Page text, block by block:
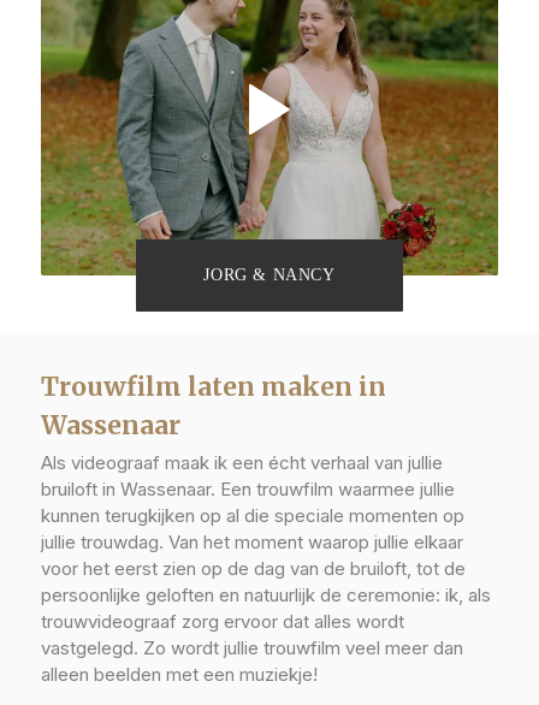
JORG & NANCY
Trouwfilm laten maken in
Wassenaar
Als videograaf maak ik een écht verhaal van jullie
bruiloft in Wassenaar. Een trouwfilm waarmee jullie
kunnen terugkijken op al die speciale momenten op
jullie trouwdag. Van het moment waarop jullie elkaar
voor het eerst zien op de dag van de bruiloft, tot de
persoonlijke geloften en natuurlijk de ceremonie: ik, als
trouwvideograaf zorg ervoor dat alles wordt
vastgelegd. Zo wordt jullie trouwfilm veel meer dan
alleen beelden met een muziekje!